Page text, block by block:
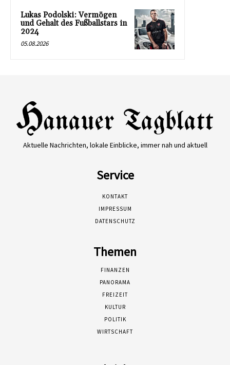
Lukas Podolski: Vermögen
und Gehalt des Fußballstars in
2024
05.08.2026
Aktuelle Nachrichten, lokale Einblicke, immer nah und aktuell
Service
KONTAKT
IMPRESSUM
DATENSCHUTZ
Themen
FINANZEN
PANORAMA
FREIZEIT
KULTUR
POLITIK
WIRTSCHAFT